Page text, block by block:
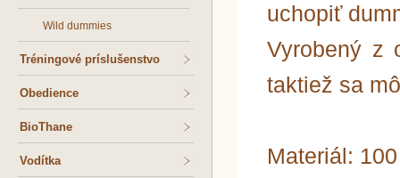
Wild dummies
Tréningové príslušenstvo
Obedience
BioThane
Vodítka
uchopiť
Vyrobený z
taktiež sa
Materiál: